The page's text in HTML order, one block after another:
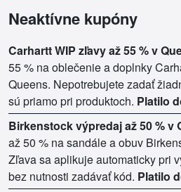
Neaktívne kupóny
Carhartt WIP zľavy až 55 % v
55 % na oblečenie a doplnky
Queens. Nepotrebujete zadať
sú priamo pri produktoch. Platilo
Birkenstock výpredaj až 50 % v
až 50 % na sandále a obuv
Zľava sa aplikuje automaticky pri
bez nutnosti zadávať kód. Platilo